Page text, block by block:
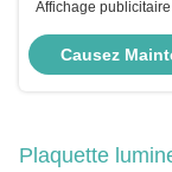
Affichage publicitaire
Causez
Plaquette